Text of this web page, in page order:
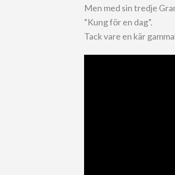
Men med sin tredje
“Kung för en dag”.
Tack vare en kär